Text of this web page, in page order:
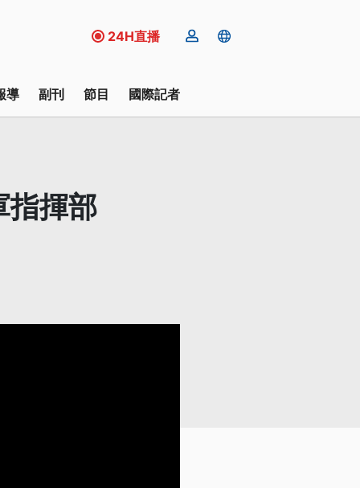
24H直播
導 副刊 節目 國際記者
揮部